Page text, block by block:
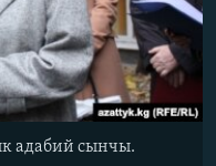
адабий сынчы.